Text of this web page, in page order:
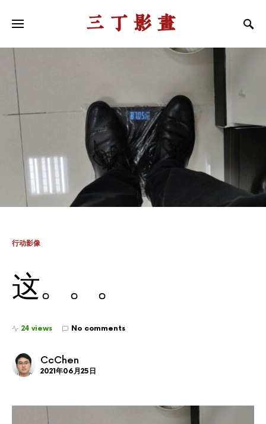
三丁影画
行动影像
这。。。
24 views No comments
CcChen
2021年06月25日